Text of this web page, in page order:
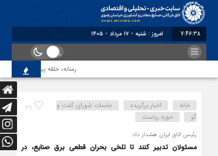
7:46:38 برابر با :
رسانه، حلقه پیوند میدان
36 خانه اخبار برگزیده
جلسات شورای گفت و
گو
حوزه ریاست
رئیس اتاق ایران هشدار داد:
مسئولان تدبیر کنند تا تلخی بحران قطعی برق صنایع، در